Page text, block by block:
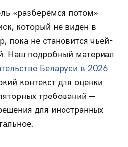
«разберёмся потом»
который не виден в
пока не становится чьей-
Наш подробный материал
Беларуси в 2026
контекст для оценки
требований —
для иностранных